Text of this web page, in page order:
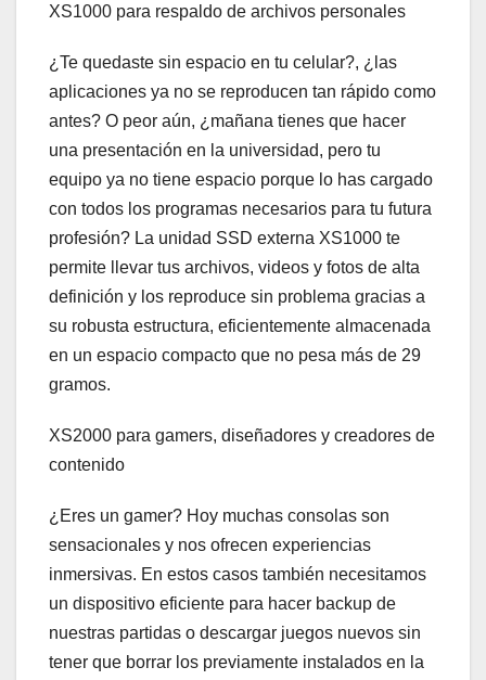
XS1000 para respaldo de archivos personales
¿Te quedaste sin espacio en tu celular?, ¿las
aplicaciones ya no se reproducen tan rápido como
antes? O peor aún, ¿mañana tienes que hacer
una presentación en la universidad, pero tu
equipo ya no tiene espacio porque lo has cargado
con todos los programas necesarios para tu futura
profesión? La unidad SSD externa XS1000 te
permite llevar tus archivos, videos y fotos de alta
definición y los reproduce sin problema gracias a
su robusta estructura, eficientemente almacenada
en un espacio compacto que no pesa más de 29
gramos.
XS2000 para gamers, diseñadores y creadores de
contenido
¿Eres un gamer? Hoy muchas consolas son
sensacionales y nos ofrecen experiencias
inmersivas. En estos casos también necesitamos
un dispositivo eficiente para hacer backup de
nuestras partidas o descargar juegos nuevos sin
tener que borrar los previamente instalados en la